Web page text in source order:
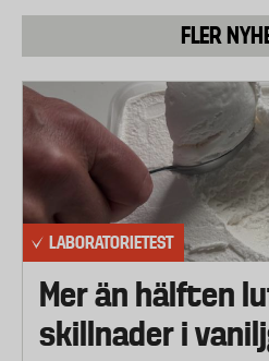
marknaden.
Produkturvalet omfattar
• Yes Platinum
• Yes Powerdrops
• Finish All in 1
• Finish Quantum
• Skona
• Änglamark
• Eldorad
• Sun All in 1
Laboratorietestet har
FLER
LABORATORIETEST
Mer än hälften
skillnader i